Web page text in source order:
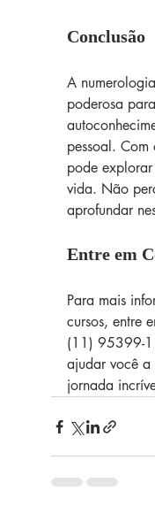
Conclusão
A
poderosa
pessoal.
pode explorar
vida. Não
aprofundar
Entre em
Para mais
cursos, entre
(11) 95399-
ajudar você a
jornada